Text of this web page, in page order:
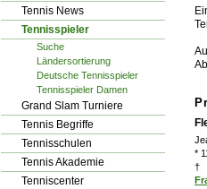
*
†
Tennis News
Tennisspieler
Suche
Ländersortierung
Deutsche Tennisspieler
Tennisspieler Damen
Grand Slam Turniere
Tennis Begriffe
Tennisschulen
Tennis Akademie
Tenniscenter